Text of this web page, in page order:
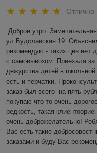
Отлично
Доброе утро.
ул.Будславская 19.
рекомендую - таких цен нет
с самовывозом. Приехала
дежурства детей в
есть и перчатки.
заказ был всего  на пять
покупаю что-то очень
редкость, такая
очень доброжелательно!
Вас есть такие
заказами и буду Вас